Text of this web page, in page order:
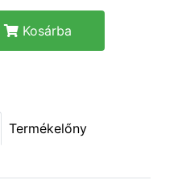
Kosárba
Termékelőny